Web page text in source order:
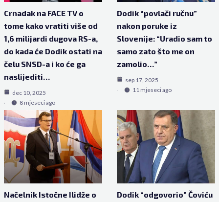
Crnadak na FACE TV o
tome kako vratiti više od
1,6 milijardi dugova RS-a,
do kada će Dodik ostati na
čelu SNSD-a i ko će ga
naslijediti…
dec 10, 2025
8 mjeseci ago
Dodik “povlači ručnu”
nakon poruke iz
Slovenije: “Uradio sam to
samo zato što me on
zamolio…”
sep 17, 2025
11 mjeseci ago
Načelnik Istočne Ilidže o
Dodik “odgovorio” Čoviću